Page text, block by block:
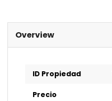
Overview
ID Propiedad
Precio